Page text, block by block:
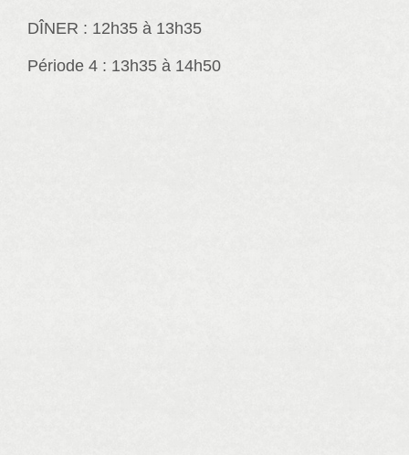
DÎNER : 12h35 à 13h35
Période 4 : 13h35 à 14h50